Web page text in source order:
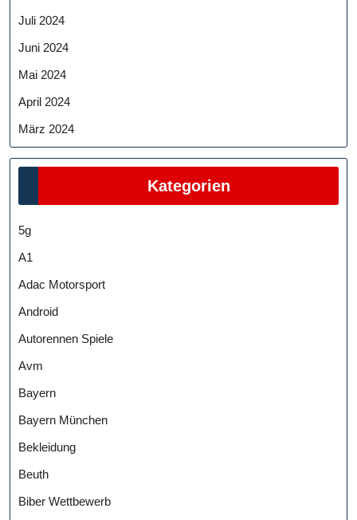
Juli 2024
Juni 2024
Mai 2024
April 2024
März 2024
Kategorien
5g
A1
Adac Motorsport
Android
Autorennen Spiele
Avm
Bayern
Bayern München
Bekleidung
Beuth
Biber Wettbewerb